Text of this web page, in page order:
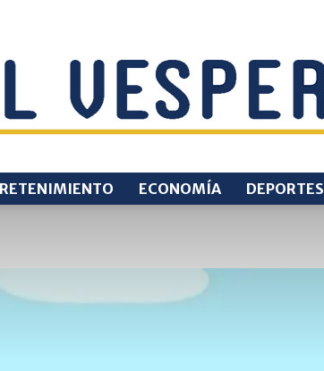
ECONOMÍA DEPORTES